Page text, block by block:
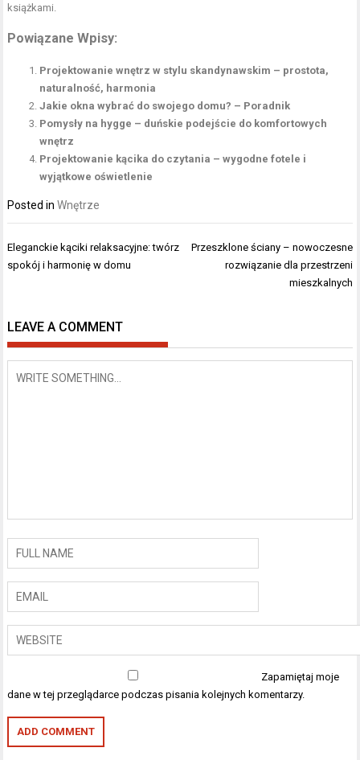
książkami.
Powiązane Wpisy:
Projektowanie wnętrz w stylu skandynawskim – prostota,
naturalność, harmonia
Jakie okna wybrać do swojego domu? – Poradnik
Pomysły na hygge – duńskie podejście do komfortowych
wnętrz
Projektowanie kącika do czytania – wygodne fotele i
wyjątkowe oświetlenie
Posted inWnętrze
Nawigacja
wpisu
Eleganckie kąciki relaksacyjne: twórz
spokój i harmonię w domu
Przeszklone ściany – nowoczesne
rozwiązanie dla przestrzeni
mieszkalnych
LEAVE A COMMENT
Zapamiętaj moje
dane w tej przeglądarce podczas pisania kolejnych komentarzy.